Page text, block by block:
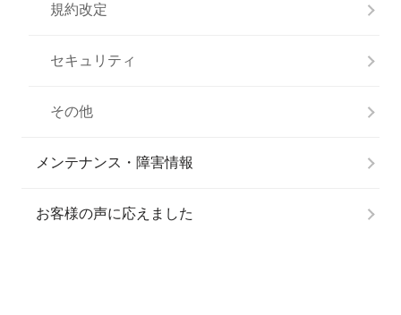
規約改定
セキュリティ
その他
メンテナンス・障害情報
お客様の声に応えました